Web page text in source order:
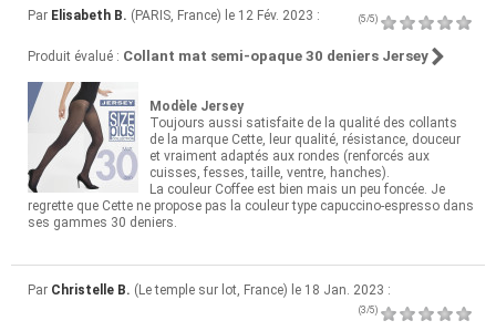
Par Elisabeth B. (PARIS, France) le 12 Fév. 2023 : (5/5)
Produit évalué : Collant mat semi-opaque 30 deniers Jersey
Modèle Jersey
Toujours aussi satisfaite de la qualité des collants
de la marque Cette, leur qualité, résistance, douceur
et vraiment adaptés aux rondes (renforcés aux
cuisses, fesses, taille, ventre, hanches).
La couleur Coffee est bien mais un peu foncée. Je
regrette que Cette ne propose pas la couleur type capuccino-espresso dans
ses gammes 30 deniers.
Par Christelle B. (Le temple sur lot, France) le 18 Jan. 2023 :
(3/5)